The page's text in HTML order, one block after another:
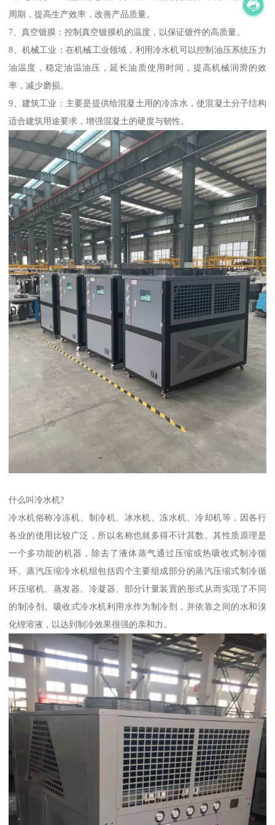
周期，提高生产效率，改善产品质量。
7、真空镀膜：控制真空镀膜机的温度，以保证镀件的高质量。
8、机械工业：在机械工业领域，利用冷水机可以控制油压系统压力
油温度，稳定油温油压，延长油质使用时间，提高机械润滑的效
率，减少磨损。
9、建筑工业：主要是提供给混凝土用的冷冻水，使混凝土分子结构
适合建筑用途要求，增强混凝土的硬度与韧性。
什么叫冷水机?
冷水机俗称冷冻机、制冷机、冰水机、冻水机、冷却机等，因各行
各业的使用比较广泛，所以名称也就多得不计其数。其性质原理是
一个多功能的机器，除去了液体蒸气通过压缩或热吸收式制冷循
环。蒸汽压缩冷水机组包括四个主要组成部分的蒸汽压缩式制冷循
环压缩机、蒸发器、冷凝器、部分计量装置的形式从而实现了不同
的制冷剂。吸收式冷水机利用水作为制冷剂，并依靠之间的水和溴
化锂溶液，以达到制冷效果很强的亲和力。